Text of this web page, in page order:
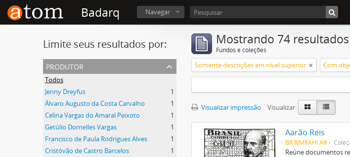
Badarq Navegar
Limite seus resultados por:
produtor
Todos
Jenny Dreyfus
1
Álvaro Augusto da Costa Carvalho
1
Celina Vargas do Amaral Peixoto
1
Getúlio Dornelles Vargas
1
Francisco de Paula Rodrigues Alves
1
Cristóvão de Castro Barcelos
1
Mostrando 74 resultados
Fundos e coleções
Somente descrições em nível superior Com
Visualizar impressão Visualizar:
Aarão Reis
BR RJMRAHI AR
Reúne documentos